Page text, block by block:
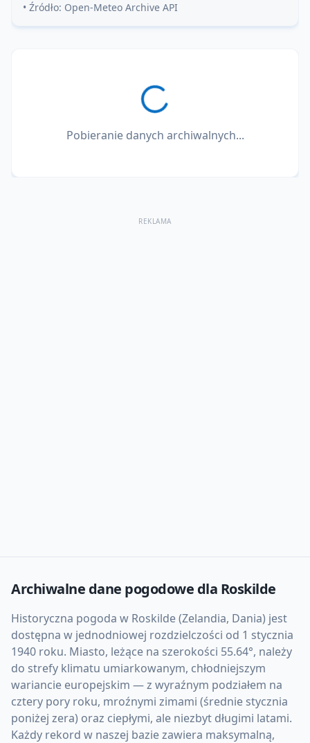
• Źródło: Open-Meteo Archive API
Pobieranie danych archiwalnych...
REKLAMA
Archiwalne dane pogodowe dla Roskilde
Historyczna pogoda w Roskilde (Zelandia, Dania) jest
dostępna w jednodniowej rozdzielczości od 1 stycznia
1940 roku. Miasto, leżące na szerokości 55.64°, należy
do strefy klimatu umiarkowanym, chłodniejszym
wariancie europejskim — z wyraźnym podziałem na
cztery pory roku, mroźnymi zimami (średnie stycznia
poniżej zera) oraz ciepłymi, ale niezbyt długimi latami.
Każdy rekord w naszej bazie zawiera maksymalną,